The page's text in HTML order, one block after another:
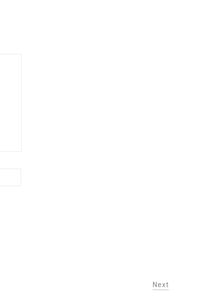
Next